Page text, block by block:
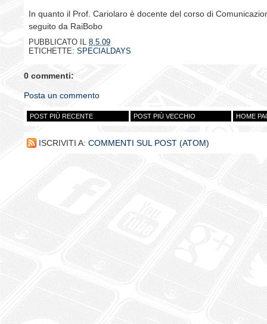
In quanto il Prof. Cariolaro è docente del corso di
seguito da RaiBobo
PUBBLICATO IL 8.5.09
ETICHETTE: SPECIALDAYS
0 commenti:
Posta un commento
POST PIÙ RECENTE POST PIÙ VECCHIO HOME
ISCRIVITI A: COMMENTI SUL POST (ATOM)